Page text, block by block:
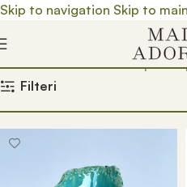
Skip to navigation Skip to
Почетна/ Prodavnica/
Filteri